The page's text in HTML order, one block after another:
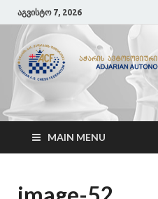
აგვისტო 7, 2026
ACF
აჭარის ჭადრაკის ფედერაცია
MAIN MENU